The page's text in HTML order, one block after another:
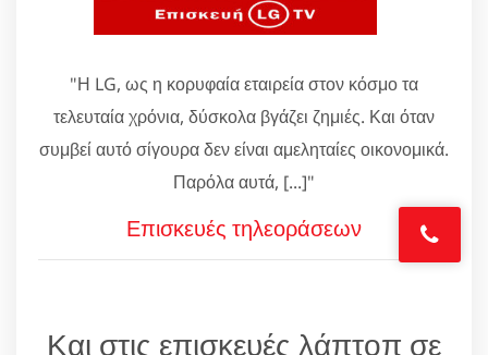
"Η LG, ως η κορυφαία εταιρεία στον κόσμο τα
τελευταία χρόνια, δύσκολα βγάζει ζημιές. Και όταν
συμβεί αυτό σίγουρα δεν είναι αμεληταίες οικονομικά.
Παρόλα αυτά, [...]"
Επισκευές τηλεοράσεων
Και στις επισκευές λάπτοπ σε